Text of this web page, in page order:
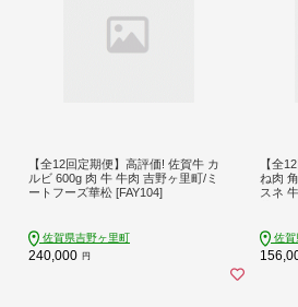
【全12回定期便】高評価! 佐賀牛 カ
ルビ 600g 肉 牛 牛肉 吉野ヶ里町/ミ
ートフーズ華松 [FAY104]
佐賀県吉野ヶ里町
240,000 円
【全12
ね肉
スネ 牛肉 吉野ヶ里町/ミ
佐賀